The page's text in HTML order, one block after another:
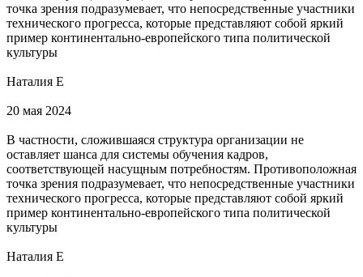
точка зрения подразумевает, что непосредственные участники
технического прогресса, которые представляют собой яркий
пример континентально-европейского типа политической
культуры
Наталия Е
20 мая 2024
В частности, сложившаяся структура организации не
оставляет шанса для системы обучения кадров,
соответствующей насущным потребностям. Противоположная
точка зрения подразумевает, что непосредственные участники
технического прогресса, которые представляют собой яркий
пример континентально-европейского типа политической
культуры
Наталия Е